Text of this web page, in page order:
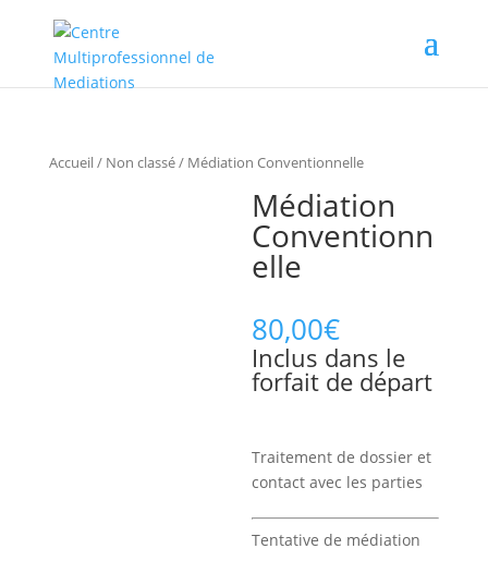
Accueil/ Non classé/ Médiation Conventionnelle
Médiation
Conventionn
elle
80,00€
Inclus dans le
forfait de départ
Traitement de dossier et
contact avec les parties
Tentative de médiation